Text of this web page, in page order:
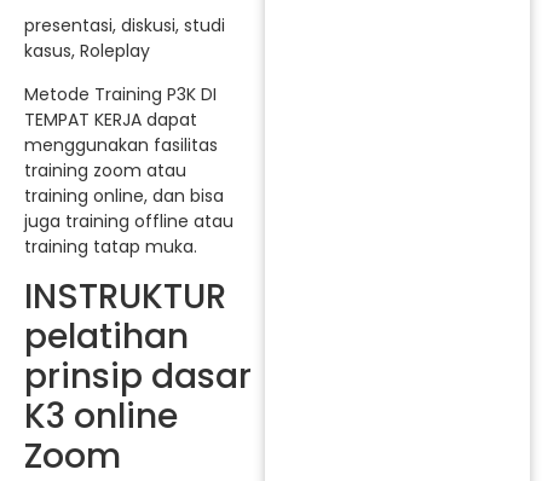
presentasi, diskusi, studi
kasus, Roleplay
Metode Training P3K DI
TEMPAT KERJA dapat
menggunakan fasilitas
training zoom atau
training online, dan bisa
juga training offline atau
training tatap muka.
INSTRUKTUR
pelatihan
prinsip dasar
K3 online
Zoom